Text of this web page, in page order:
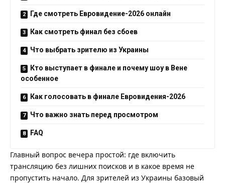
Где смотреть Евровидение-2026 онлайн
Как смотреть финал без сбоев
Что выбрать зрителю из Украины
Кто выступает в финале и почему шоу в Вене
особенное
Как голосовать в финале Евровидения-2026
Что важно знать перед просмотром
FAQ
Главный вопрос вечера простой: где включить
трансляцию без лишних поисков и в какое время не
пропустить начало. Для зрителей из Украины базовый